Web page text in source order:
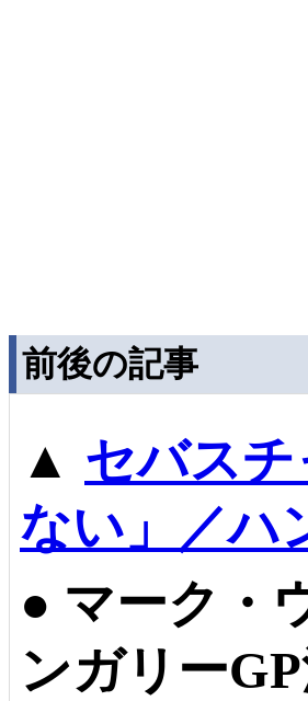
前後の記事
▲ セバス
ない」／ハ
● マーク・
ンガリー